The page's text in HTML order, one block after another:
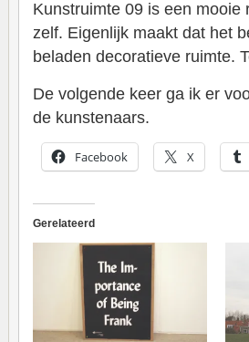
Kunstruimte 09 is een
zelf. Eigenlijk maakt dat het
beladen decoratieve ruimte.
De volgende keer ga ik er
de kunstenaars.
Facebook X
Gerelateerd